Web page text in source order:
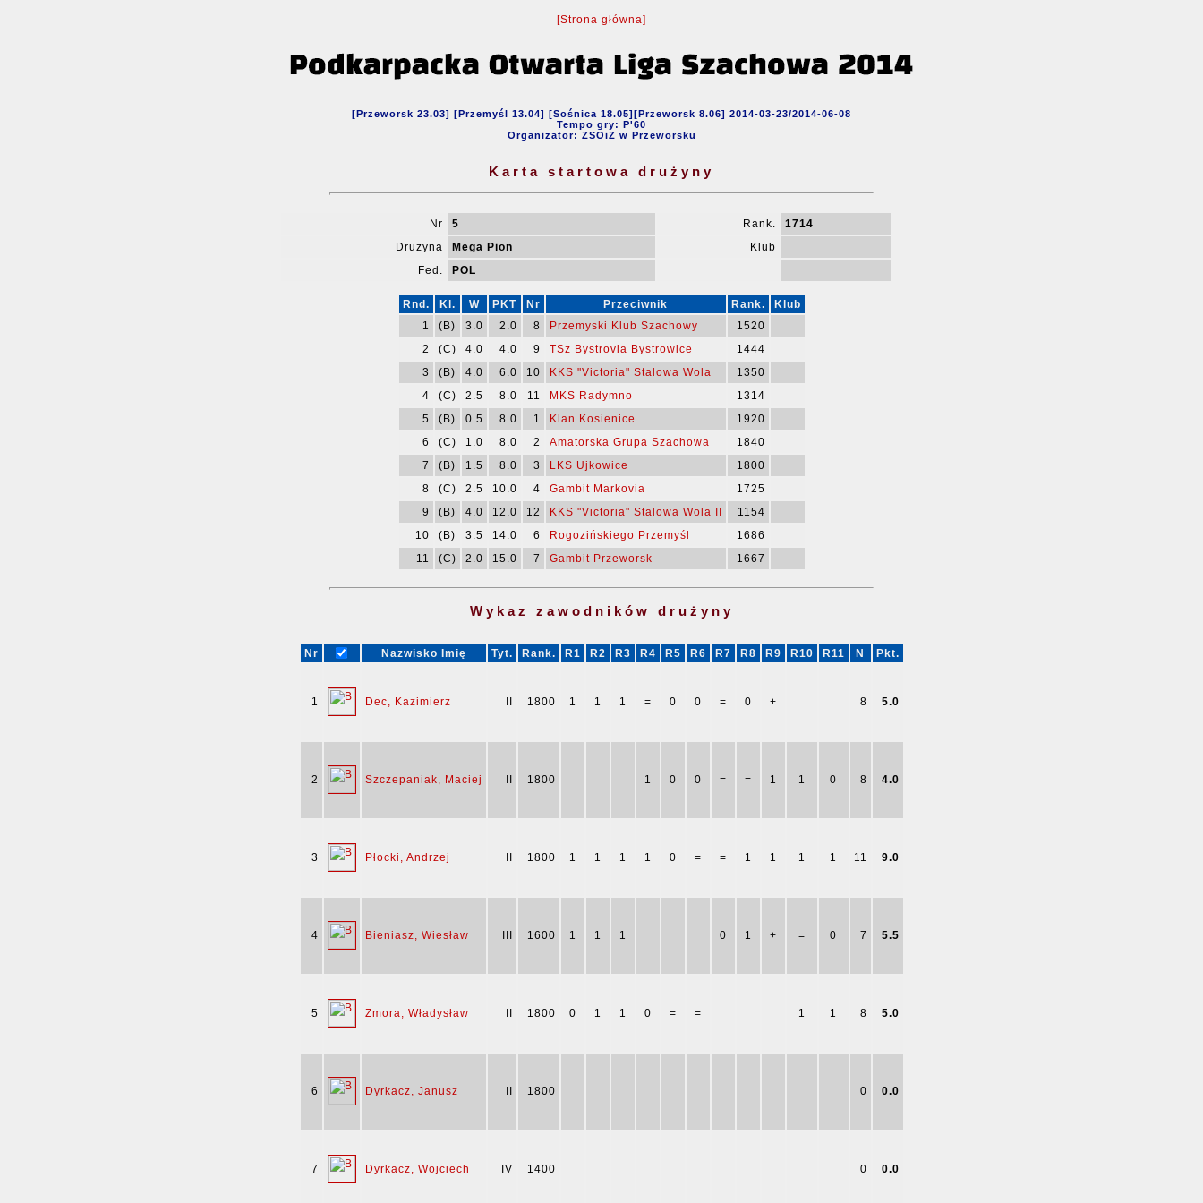
[Strona główna]
[Przeworsk 23.03] [Przemyśl 13.04] [Sośnica 18.05][Przeworsk 8.06] 2014-03-23/2014-06-08
Tempo gry: P'60
Organizator: ZSOiZ w Przeworsku
Karta startowa drużyny
Nr 5 Rank.
1714
Drużyna
Mega Pion
Klub
Fed.
POL
Rnd. Kl. W PKT Nr Przeciwnik Rank.
Klub
1
(B) 3.0 2.0 8 Przemyski Klub Szachowy
1520
2
(C) 4.0 4.0 9 TSz Bystrovia Bystrowice
1444
3
(B) 4.0 6.0 10 KKS "Victoria" Stalowa Wola
1350
4
(C) 2.5 8.0 11 MKS Radymno
1314
5
(B) 0.5 8.0 1 Klan Kosienice
1920
6
(C) 1.0 8.0 2 Amatorska Grupa Szachowa
1840
7
(B) 1.5 8.0 3 LKS Ujkowice
1800
8
(C) 2.5 10.0 4 Gambit Markovia
1725
9
(B) 4.0 12.0 12 KKS "Victoria" Stalowa Wola II
1154
10
(B) 3.5 14.0 6 Rogozińskiego Przemyśl
1686
11
(C) 2.0 15.0 7 Gambit Przeworsk 1667
Wykaz zawodników drużyny
Nr Nazwisko Imię Tyt. Rank. R1 R2 R3 R4 R5 R6 R7 R8 R9 R10 R11 N Pkt.
1 Dec, Kazimierz 1800 1 1 1 = 0 0 = 0 + 8 5.0
2 Szczepaniak, Maciej 1800 1 0 0 = = 1 1 0 8 4.0
3 Płocki, Andrzej 1800 1 1 1 1 0 = = 1 1 1 1 11 9.0
4 Bieniasz, Wiesław 1600 1 1 1 0 1 + = 0 7 5.5
5 Zmora, Władysław 1800 0 1 1 0 = = 1 1 8 5.0
6 Dyrkacz, Janusz 1800 0 0.0
7 Dyrkacz, Wojciech IV 1400 0 0.0